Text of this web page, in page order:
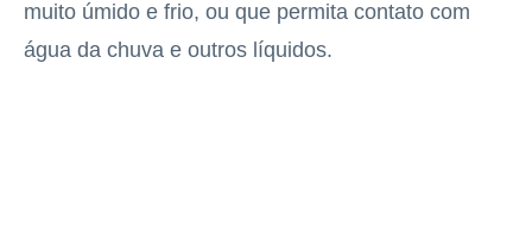
muito úmido e frio, ou que permita contato com
água da chuva e outros líquidos.